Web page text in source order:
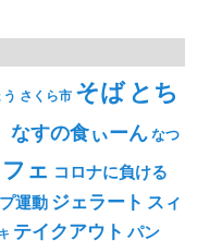
さくら市 そばとち
なすの食ぃーんなつ
ェ コロナに負ける
運動ジェラート スィ
テイクアウト パン